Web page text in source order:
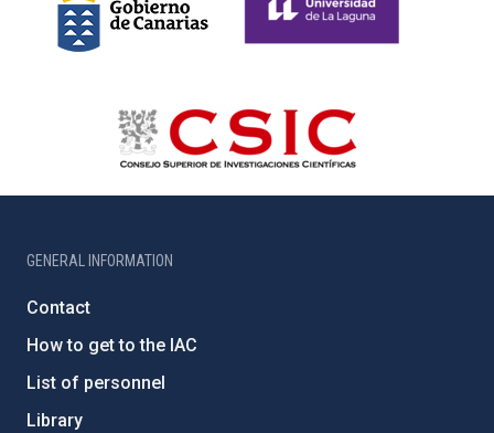
GENERAL INFORMATION
Contact
How to get to the IAC
List of personnel
Library